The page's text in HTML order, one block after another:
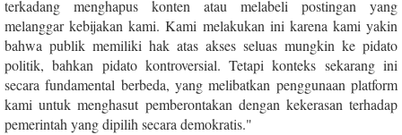
terkadang menghapus konten atau melabeli postingan yang
melanggar kebijakan kami. Kami melakukan ini karena kami yakin
bahwa publik memiliki hak atas akses seluas mungkin ke pidato
politik, bahkan pidato kontroversial. Tetapi konteks sekarang ini
secara fundamental berbeda, yang melibatkan penggunaan platform
kami untuk menghasut pemberontakan dengan kekerasan terhadap
pemerintah yang dipilih secara demokratis."